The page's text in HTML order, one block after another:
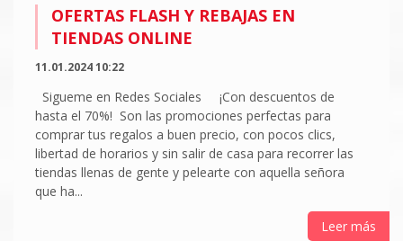
OFERTAS FLASH Y REBAJAS EN
TIENDAS ONLINE
11.01.2024 10:22
Sigueme en Redes Sociales ¡Con descuentos de
hasta el 70%! Son las promociones perfectas para
comprar tus regalos a buen precio, con pocos clics,
libertad de horarios y sin salir de casa para recorrer las
tiendas llenas de gente y pelearte con aquella señora
que ha...
Leer más